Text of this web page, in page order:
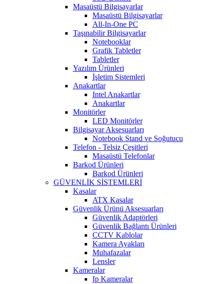
Masaüstü Bilgisayarlar
Masaüstü Bilgisayarlar
All-In-One PC
Taşınabilir Bilgisayarlar
Notebooklar
Grafik Tabletler
Tabletler
Yazılım Ürünleri
İşletim Sistemleri
Anakartlar
Intel Anakartlar
Anakartlar
Monitörler
LED Monitörler
Bilgisayar Aksesuarları
Notebook Stand ve Soğutucu
Telefon - Telsiz Çeşitleri
Masaüstü Telefonlar
Barkod Ürünleri
Barkod Ürünleri
GÜVENLİK SİSTEMLERİ
Kasalar
ATX Kasalar
Güvenlik Ürünü Aksesuarları
Güvenlik Adaptörleri
Güvenlik Bağlantı Ürünleri
CCTV Kablolar
Kamera Ayakları
Muhafazalar
Lensler
Kameralar
Ip Kameralar